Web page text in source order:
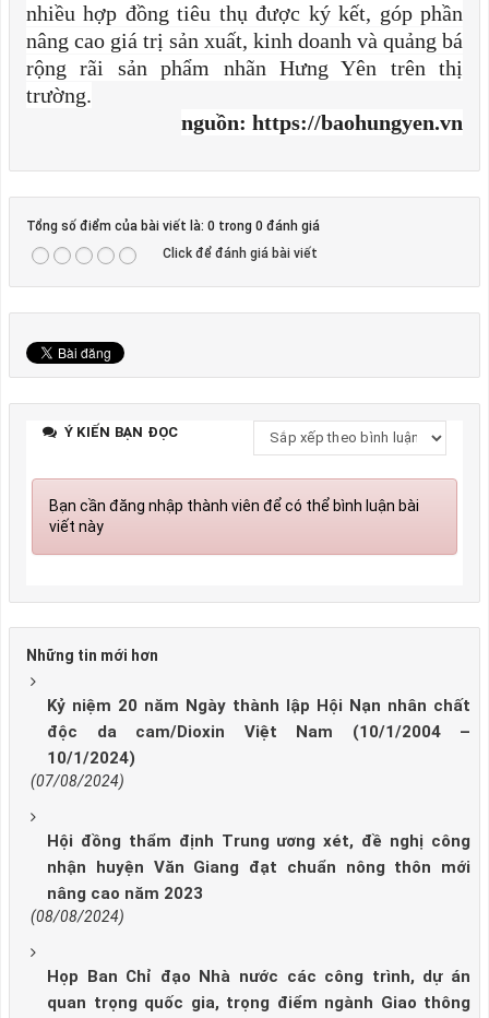
nhiều hợp đồng tiêu thụ được ký kết, góp phần
nâng cao giá trị sản xuất, kinh doanh và quảng bá
rộng rãi sản phẩm nhãn Hưng Yên trên thị
trường.
nguồn: https://baohungyen.vn
Tổng số điểm của bài viết là: 0 trong 0 đánh giá
Click để đánh giá bài viết
Ý KIẾN BẠN ĐỌC
Bạn cần đăng nhập thành viên để có thể bình luận bài
viết này
Những tin mới hơn
Kỷ niệm 20 năm Ngày thành lập Hội Nạn nhân chất
độc da cam/Dioxin Việt Nam (10/1/2004 –
10/1/2024)
(07/08/2024)
Hội đồng thẩm định Trung ương xét, đề nghị công
nhận huyện Văn Giang đạt chuẩn nông thôn mới
nâng cao năm 2023
(08/08/2024)
Họp Ban Chỉ đạo Nhà nước các công trình, dự án
quan trọng quốc gia, trọng điểm ngành Giao thông